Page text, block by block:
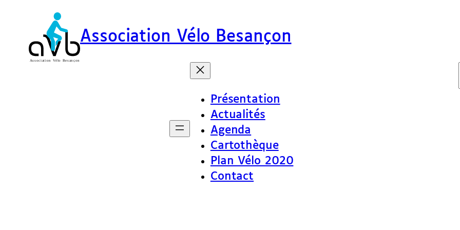
Association Vélo Besançon
Présentation
Actualités
Agenda
Cartothèque
Plan Vélo 2020
Contact